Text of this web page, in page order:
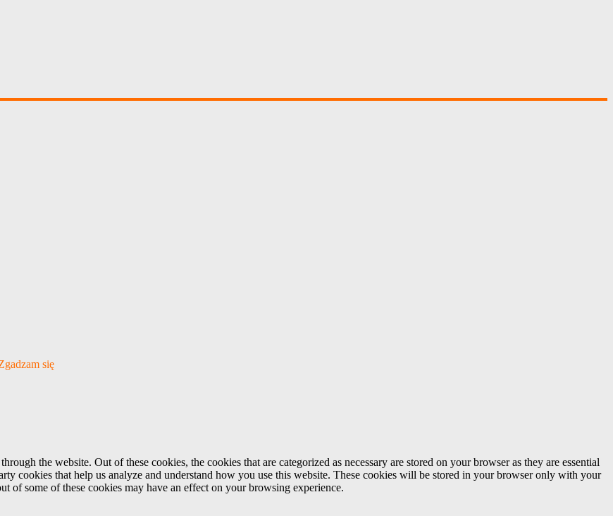
się
the website. Out of these cookies, the cookies that are categorized as necessary are stored on your browser as they are essential
cookies that help us analyze and understand how you use this website. These cookies will be stored in your browser only with your
of some of these cookies may have an effect on your browsing experience.